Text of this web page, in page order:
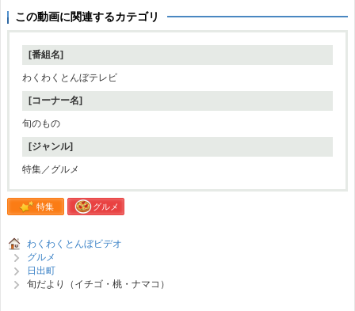
この動画に関連するカテゴリ
[番組名]
わくわくとんぼテレビ
[コーナー名]
旬のもの
[ジャンル]
特集／グルメ
特集 グルメ
わくわくとんぼビデオ
グルメ
日出町
旬だより（イチゴ・桃・ナマコ）